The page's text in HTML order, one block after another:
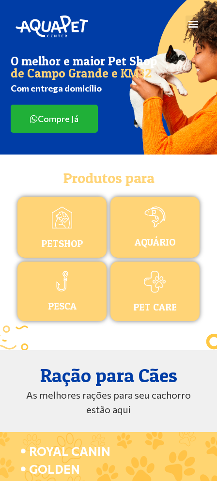
O melhor e maior Pet Shop
de Campo Grande e KM32
Com entrega domicílio
Compre Já
Produtos para
PETSHOP AQUÁRIO
PESCA PET CARE
Ração para Cães
As melhores rações para seu cachorro
estão aqui
ROYAL CANIN
GOLDEN